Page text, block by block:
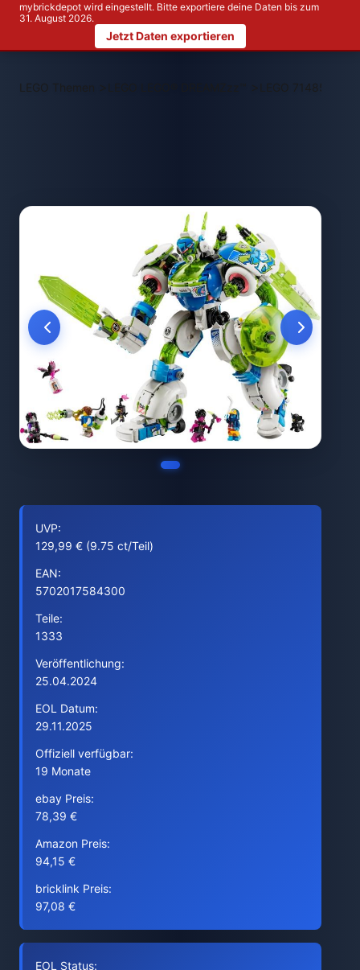
mybrickdepot wird eingestellt. Bitte exportiere deine Daten bis zum
31. August 2026.
Jetzt Daten exportieren
LEGO Themen > > LEGO 71485
UVP:
129,99 € (9.75 ct/Teil)
EAN:
5702017584300
Teile:
1333
Veröffentlichung:
25.04.2024
EOL Datum:
29.11.2025
Offiziell verfügbar:
19 Monate
ebay Preis:
78,39 €
Amazon Preis:
94,15 €
bricklink Preis:
97,08 €
EOL Status: